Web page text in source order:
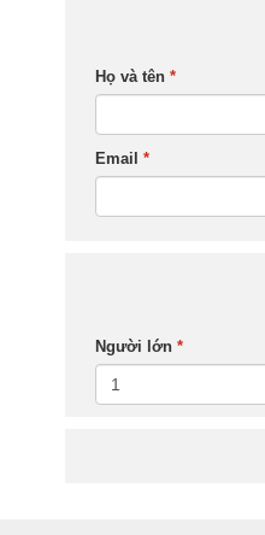
Họ và tên *
Email *
Người lớn *